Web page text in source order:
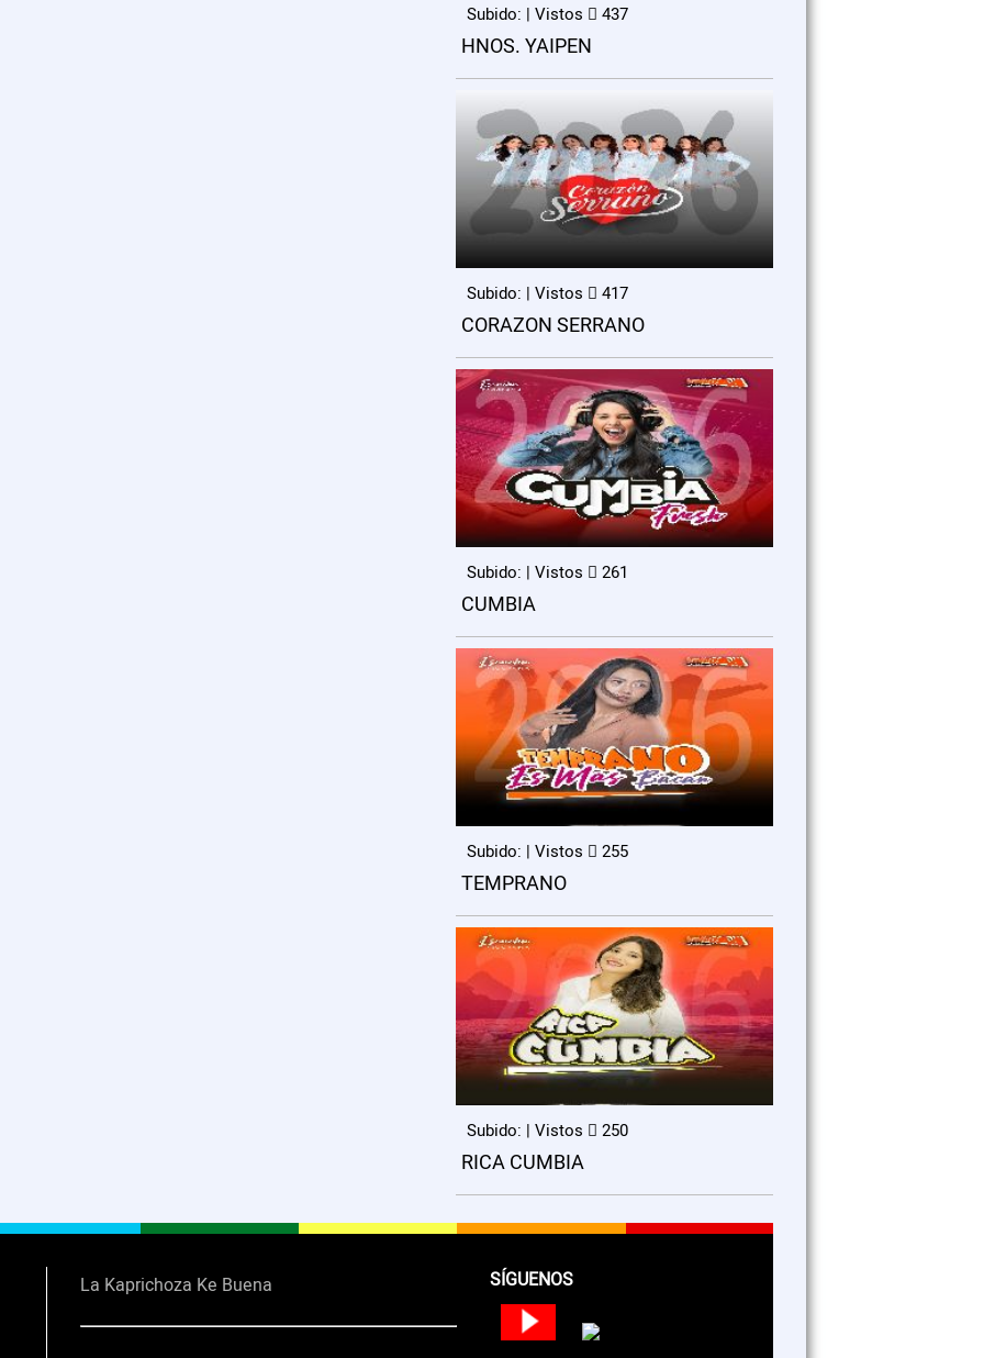
Subido: | Vistos 437
HNOS. YAIPEN
Subido: | Vistos 417
CORAZON SERRANO
Subido: | Vistos 261
CUMBIA
Subido: | Vistos 255
TEMPRANO
Subido: | Vistos 250
RICA CUMBIA
La Kaprichoza Ke Buena SÍGUENOS